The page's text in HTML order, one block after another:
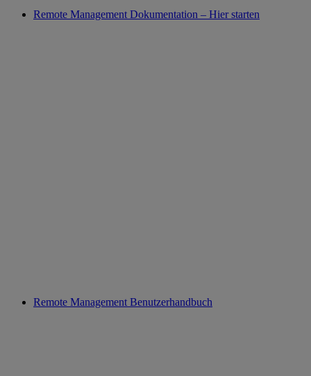
Remote Management Dokumentation – Hier starten
Remote Management Benutzerhandbuch